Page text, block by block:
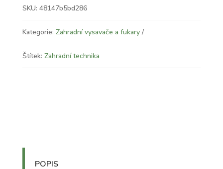
SKU: 48147b5bd286
Kategorie: Zahradní vysavače a fukary
Štítek: Zahradní technika
POPIS